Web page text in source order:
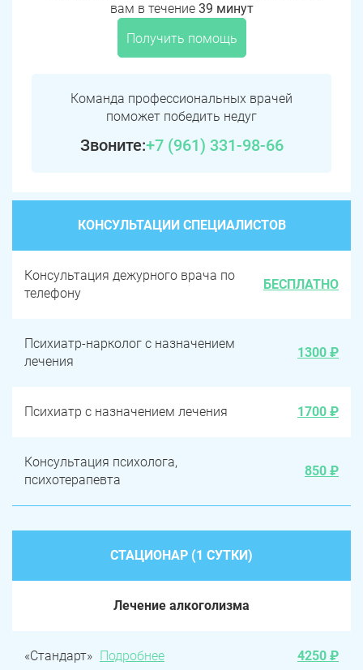
вам в течение 39 минут
Получить помощь
Команда профессиональных врачей
поможет победить недуг
Звоните:+7 (961) 331-98-66
КОНСУЛЬТАЦИИ СПЕЦИАЛИСТОВ
Консультация дежурного врача по
телефону
БЕСПЛАТНО
Психиатр-нарколог с назначением
лечения
1300 ₽
Психиатр с назначением лечения 1700 ₽
Консультация психолога,
психотерапевта
850 ₽
СТАЦИОНАР (1 СУТКИ)
Лечение алкоголизма
«Стандарт» Подробнее 4250 ₽